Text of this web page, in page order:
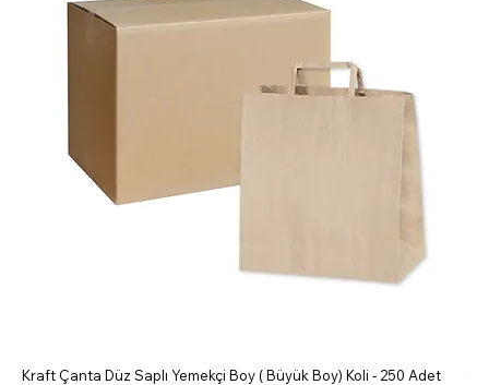
Kraft Çanta Düz Saplı Yemekçi Boy ( Büyük Boy) Koli - 250 Adet